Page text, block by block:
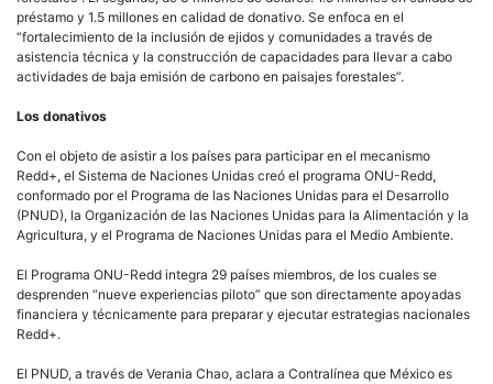
Con el objeto de asistir a los países para participar en el mecanismo
Redd+, el Sistema de Naciones Unidas creó el programa ONU-Redd,
conformado por el Programa de las Naciones Unidas para el Desarrollo
(PNUD), la Organización de las Naciones Unidas para la Alimentación y la
desprenden “nueve experiencias piloto” que son directamente apoyadas
financiera y técnicamente para preparar y ejecutar estrategias nacionales
Redd+.
El PNUD, a través de Verania Chao, aclara a Contralínea que México es
financieramente con esta iniciativa.
“El Programa ONU-Redd ha promovido indirectamente intercambios de
experiencias, orientaciones de política, capacitaciones, etcétera, que han